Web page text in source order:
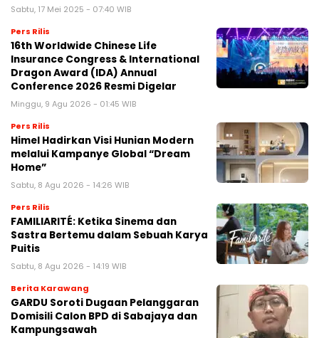
Sabtu, 17 Mei 2025 - 07:40 WIB
Pers Rilis
16th Worldwide Chinese Life
Insurance Congress & International
Dragon Award (IDA) Annual
Conference 2026 Resmi Digelar
Minggu, 9 Agu 2026 - 01:45 WIB
Pers Rilis
Himel Hadirkan Visi Hunian Modern
melalui Kampanye Global “Dream
Home”
Sabtu, 8 Agu 2026 - 14:26 WIB
Pers Rilis
FAMILIARITÉ: Ketika Sinema dan
Sastra Bertemu dalam Sebuah Karya
Puitis
Sabtu, 8 Agu 2026 - 14:19 WIB
Berita Karawang
GARDU Soroti Dugaan Pelanggaran
Domisili Calon BPD di Sabajaya dan
Kampungsawah